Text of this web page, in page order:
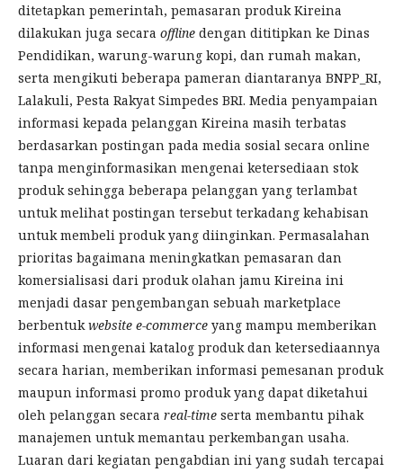
ditetapkan pemerintah, pemasaran produk Kireina
dilakukan juga secara offline dengan dititipkan ke Dinas
Pendidikan, warung-warung kopi, dan rumah makan,
serta mengikuti beberapa pameran diantaranya BNPP_RI,
Lalakuli, Pesta Rakyat Simpedes BRI. Media penyampaian
informasi kepada pelanggan Kireina masih terbatas
berdasarkan postingan pada media sosial secara online
tanpa menginformasikan mengenai ketersediaan stok
produk sehingga beberapa pelanggan yang terlambat
untuk melihat postingan tersebut terkadang kehabisan
untuk membeli produk yang diinginkan. Permasalahan
prioritas bagaimana meningkatkan pemasaran dan
komersialisasi dari produk olahan jamu Kireina ini
menjadi dasar pengembangan sebuah marketplace
berbentuk website e-commerce yang mampu memberikan
informasi mengenai katalog produk dan ketersediaannya
secara harian, memberikan informasi pemesanan produk
maupun informasi promo produk yang dapat diketahui
oleh pelanggan secara real-time serta membantu pihak
manajemen untuk memantau perkembangan usaha.
Luaran dari kegiatan pengabdian ini yang sudah tercapai